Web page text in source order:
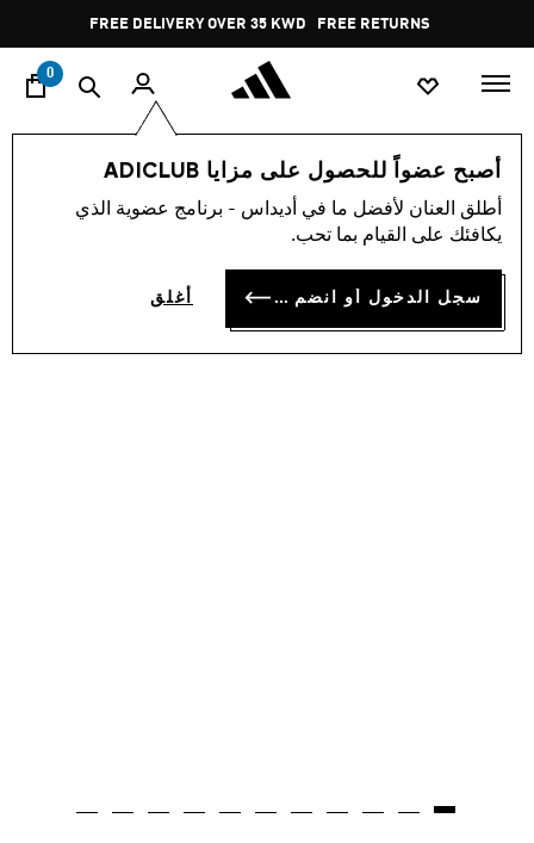
Pause
promotion
rotation
FREE RETURNS
0
أصبح عضواً للحصول على مزايا ADICLUB
أطلق العنان لأفضل ما في أديداس - برنامج عضوية الذي
يكافئك على القيام بما تحب.
سجل الدخول أو انضم الآن أغلق
الأطفال أحذية
حذاء للأطفال BUBBLECOMFY
KD 16.00